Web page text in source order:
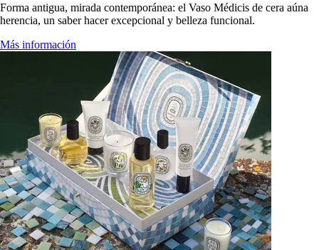
Forma antigua, mirada contemporánea: el Vaso Médicis de cera aúna
herencia, un saber hacer excepcional y belleza funcional.
Más información